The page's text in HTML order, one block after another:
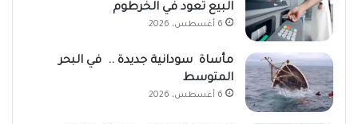
البيع تعود في الخرطوم
6 أغسطس، 2026
مأساة سودانية جديدة .. في البحر
المتوسط
6 أغسطس، 2026